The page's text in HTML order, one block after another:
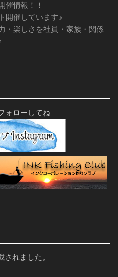
催情報！！
開催しています♪
・楽しさを社員・家族・関係
ォローしてね
れました。